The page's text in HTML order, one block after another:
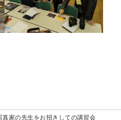
真家の先生をお招きしての講習会